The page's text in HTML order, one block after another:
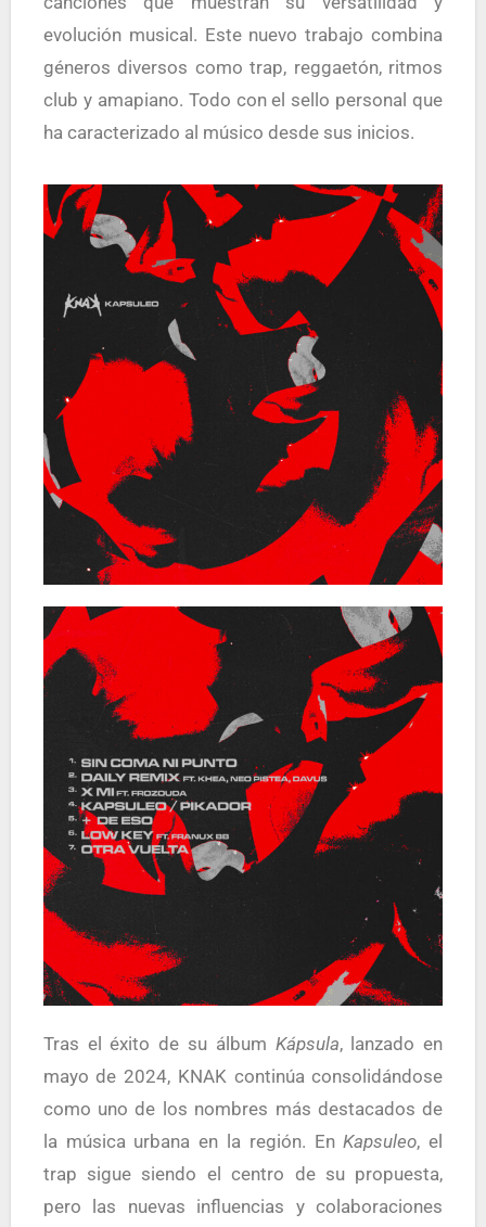
evolución musical. Este nuevo trabajo combina
géneros diversos como trap, reggaetón, ritmos
club y amapiano. Todo con el sello personal que
ha caracterizado al músico desde sus inicios.
Tras el éxito de su álbum Kápsula, lanzado en
mayo de 2024, KNAK continúa consolidándose
como uno de los nombres más destacados de
la música urbana en la región. EnKapsuleo, el
trap sigue siendo el centro de su propuesta,
pero las nuevas influencias y colaboraciones